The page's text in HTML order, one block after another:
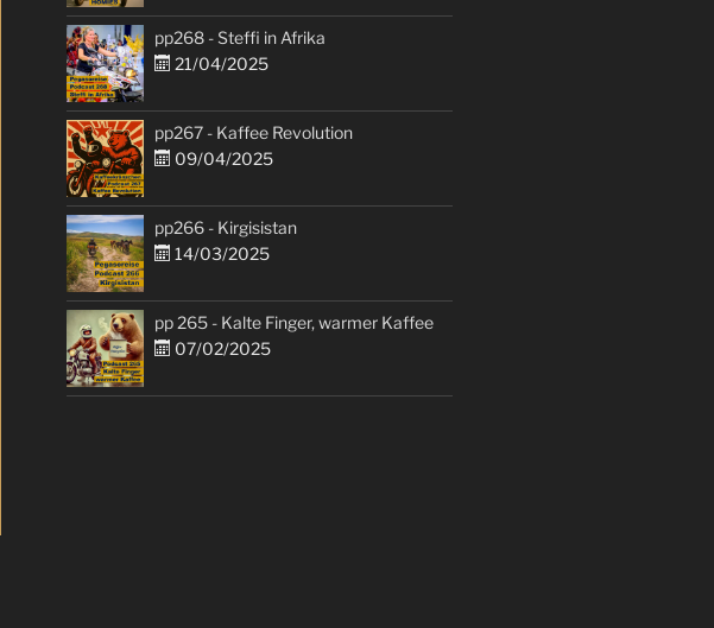
pp268 - Steffi in Afrika
21/04/2025
pp267 - Kaffee Revolution
09/04/2025
pp266 - Kirgisistan
14/03/2025
pp 265 - Kalte Finger, warmer Kaffee
07/02/2025